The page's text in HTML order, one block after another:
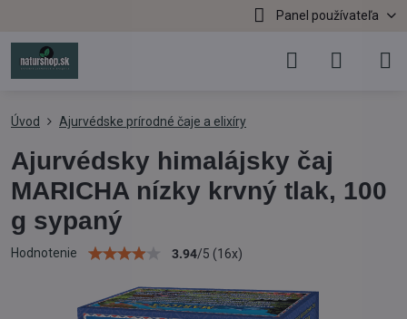
Panel používateľa
Úvod Ajurvédske prírodné čaje a elixíry
Ajurvédsky himalájsky čaj
MARICHA nízky krvný tlak, 100
g sypaný
Hodnotenie 3.94/5 (16x)